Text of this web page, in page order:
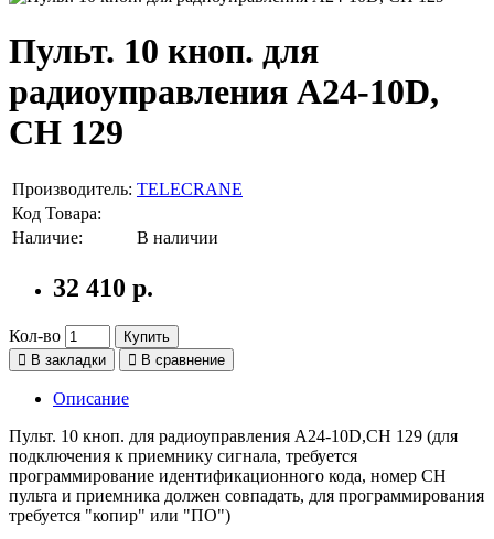
Пульт. 10 кноп. для
радиоуправления А24-10D,
СН 129
Производитель: TELECRANE
Код Товара:
Наличие:
В наличии
32 410 р.
Кол-во
Купить
В закладки
В сравнение
Описание
Пульт. 10 кноп. для радиоуправления А24-10D,СН 129 (для
подключения к приемнику сигнала, требуется
программирование идентификационного кода, номер СН
пульта и приемника должен совпадать, для программирования
требуется "копир" или "ПО")